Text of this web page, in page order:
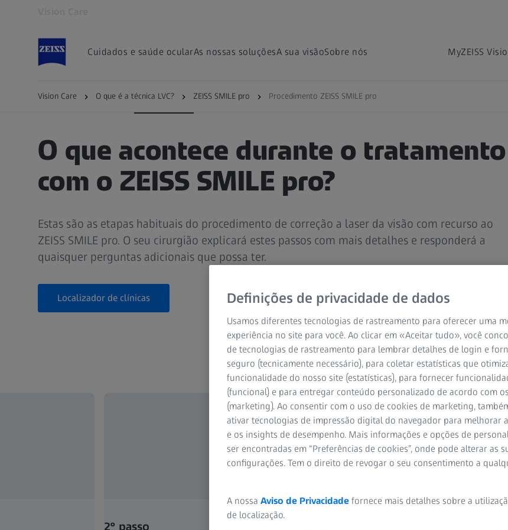
Cuidados e saúde ocularAs nossas soluçõesA sua visãoSobre nós MyZEISS
Vision Care O que é a técnica LVC? ZEISS SMILE pro Procedimento ZEISS SMILE pro
ZEISS SMILE pro Procedimento Adequação Astigmatismo
O que acontece durante o tratamento
com o ZEISS SMILE pro?
Estas são as etapas habituais do procedimento de correção a laser da visão com recurso ao
ZEISS SMILE pro. O seu cirurgião explicará estes passos com mais detalhes e responderá a
quaisquer perguntas adicionais que possa ter.
Localizador de clínicas
2º passo
Definições de privacidade de dados
Usamos diferentes tecnologias de rastreamento para oferecer uma
experiência no site para você. Ao clicar em «Aceitar tudo», você
de tecnologias de rastreamento para lembrar detalhes de login e
seguro (tecnicamente necessário), para coletar estatísticas que
funcionalidade do nosso site (estatísticas), para fornecer
(funcional) e para entregar conteúdo personalizado de acordo com
(marketing). Ao consentir com o uso de cookies de marketing,
ativar tecnologias de impressão digital do navegador para melhorar
e os insights de desempenho. Mais informações e opções de
ser encontradas em “Preferências de cookies”, onde pode alterar as
configurações. Tem o direito de revogar o seu consentimento a
A nossa Aviso de Privacidade fornece mais detalhes sobre a
de localização.